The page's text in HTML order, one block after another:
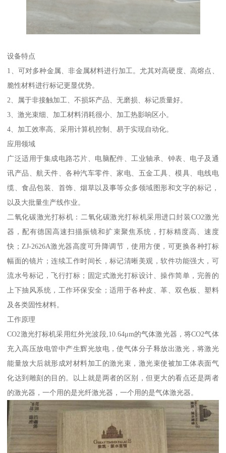
设备特点
1、可对多种金属、非金属材料进行加工。尤其对高硬度、高熔点、
脆性材料进行标记更显优势。
2、属于非接触加工、不损坏产品、无磨损、标记质量好。
3、激光束细、加工材料消耗很小、加工热影响区小。
4、加工效率高、采用计算机控制、易于实现自动化。
应用领域
广泛适用于集成电路芯片、电脑配件、工业轴承、钟表、电子及通
讯产品、航天件、各种汽车零件、家电、五金工具、模具、电线电
缆、食品包装、首饰、烟草以及事等众多领域图形和文字的标记，
以及大批量生产线作业。
二氧化碳激光打标机：二氧化碳激光打标机采用进口封装CO2激光
器，配有德国高速扫描振镜和扩束聚焦系统，打标精度高、速度
快；ZJ-2626A激光器高度可升降调节，使用方便，可更换各种打标
幅面的镜片；连续工作时间长，标记清晰美观，软件功能强大，可
流水号标记，飞行打标；固定式激光打标设计、操作简单，完善的
上下抽风系统，工作环保安全；适用于各种皮、革、双色板、塑料
及各类固性材料。
工作原理
CO2激光打标机采用红外光波段,10.64μm的气体激光器，将CO2气体
充入高压放电管中产生辉光放电，使气体分子释放出激光，将激光
能量放大后就形成对材料加工的激光束，激光束使被加工体表面气
化达到雕刻的目的。以上就是两者的区别，但更大的看点还是两者
的激光器，一个用的是光纤激光器，一个用的是气体激光器。